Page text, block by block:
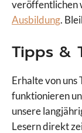
veröffentlichen
Ausbildung.
Tipps &
Erhalte von uns
funktionieren
unsere
Lesern direkt